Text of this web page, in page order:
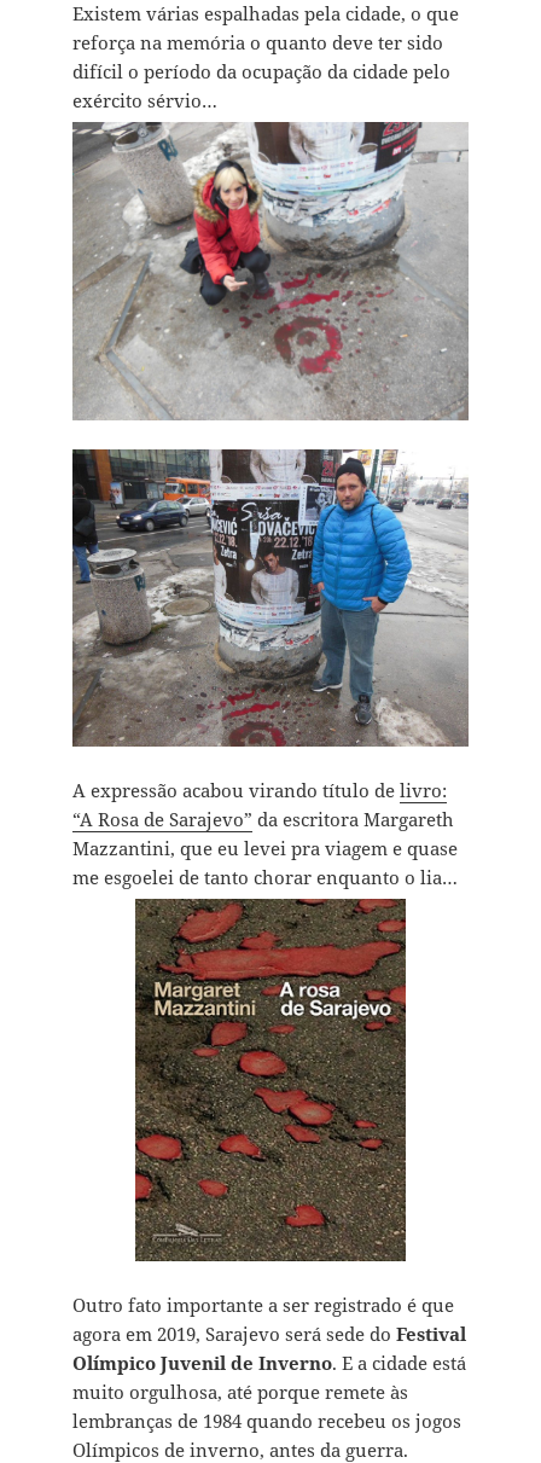
Existem várias espalhadas pela cidade, o que
reforça na memória o quanto deve ter sido
difícil o período da ocupação da cidade pelo
exército sérvio…
A expressão acabou virando título de livro:
“A Rosa de Sarajevo” da escritora Margareth
Mazzantini, que eu levei pra viagem e quase
me esgoelei de tanto chorar enquanto o lia…
Outro fato importante a ser registrado é que
agora em 2019, Sarajevo será sede do Festival
Olímpico Juvenil de Inverno. E a cidade está
muito orgulhosa, até porque remete às
lembranças de 1984 quando recebeu os jogos
Olímpicos de inverno, antes da guerra.